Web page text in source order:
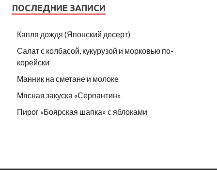
ПОСЛЕДНИЕ ЗАПИСИ
Капля дождя (Японский десерт)
Салат с колбасой, кукурузой и морковью по-
корейски
Манник на сметане и молоке
Мясная закуска «Серпантин»
Пирог «Боярская шапка» с яблоками